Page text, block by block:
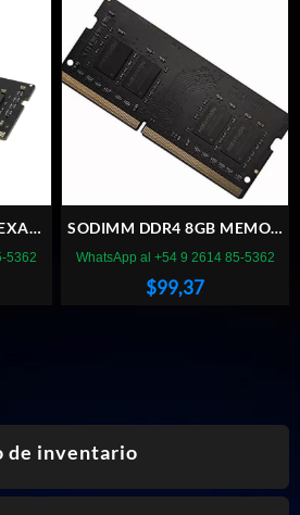
de inventario
5362
SODIMM DDR4 8GB MEMOX
3200MHZ (BULK)
$99,37
WhatsApp al +54 9 2614 85-5362